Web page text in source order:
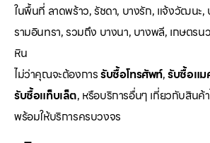
ในพื้นที่ ลาดพร้าว, รัชดา, บางรัก, แจ้งวัฒนะ,
รามอินทรา, รวมถึง บางนา, บางพลี, เกษตร
หิน
ไม่ว่าคุณจะต้องการรับซื้อโทรศัพท์,รับซื้อแ
รับซื้อแท็บเล็ต, หรือบริการอื่นๆ เกี่ยวกับสินค้า
พร้อมให้บริการครบวงจร